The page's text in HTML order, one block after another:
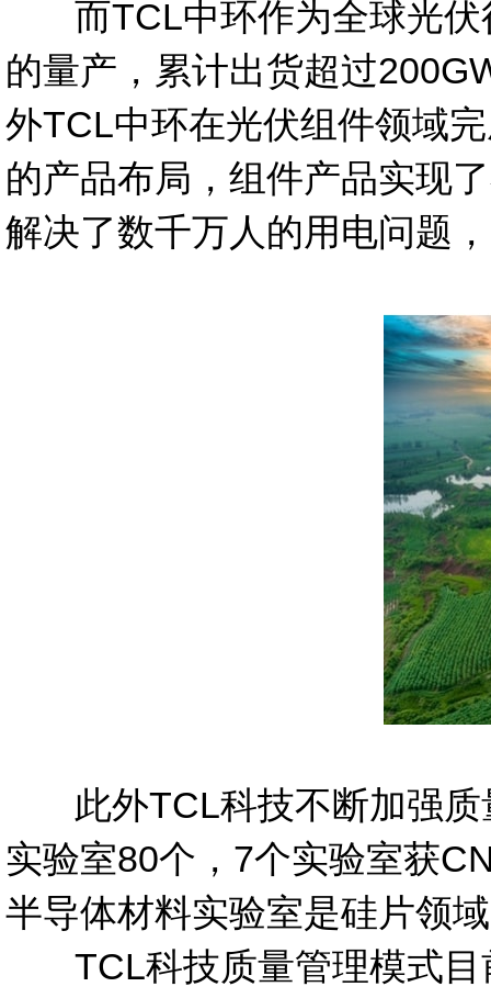
而TCL中环作为全球光伏
的量产，累计出货超过
外TCL中环在光伏组件领域
的产品布局，组件产品实现
解决了数千万人的用电问题
此外TCL科技不断加强质
实验室80个，7个实验室获
半导体材料实验室是硅片领
TCL科技质量管理模式